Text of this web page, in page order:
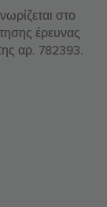
στο
έρευνας
αρ. 782393.